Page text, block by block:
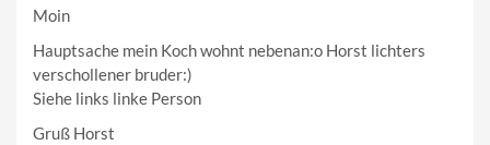
Moin
Hauptsache mein Koch wohnt nebenan:o Horst lichters
verschollener bruder:)
Siehe links linke Person
Gruß Horst